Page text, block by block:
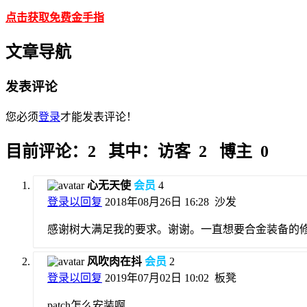
点击获取免费金手指
文章导航
发表评论
您必须登录才能发表评论！
目前评论：2 其中：访客 2 博主 0
心无天使 会员 4
登录以回复 2018年08月26日 16:28 沙发
感谢树大满足我的要求。谢谢。一直想要合金装备的
风吹肉在抖 会员 2
登录以回复 2019年07月02日 10:02 板凳